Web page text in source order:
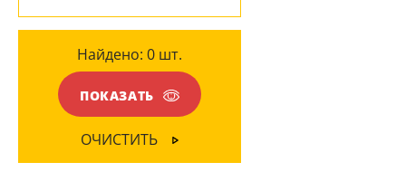
Бежевый(1)
Найдено: 0 шт.
ПОКАЗАТЬ
ОЧИСТИТЬ